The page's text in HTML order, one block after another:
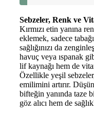
Sebzeler, Renk ve
Kırmızı etin yanına
eklemek, sadece
sağlığınızı da
havuç veya ıspanak
lif kaynağı hem de
Özellikle yeşil
emilimini artırır.
bifteğin yanında taze
göz alıcı hem de